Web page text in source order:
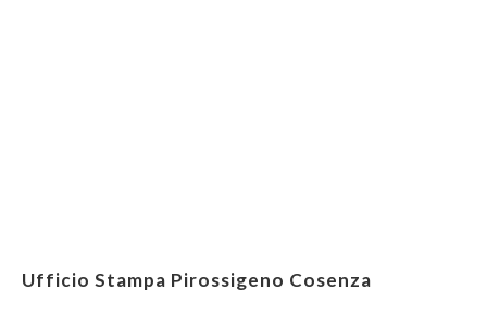
Ufficio Stampa Pirossigeno Cosenza